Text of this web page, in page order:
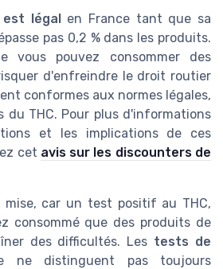
est légalen France tant que sa
pas 0,2 % dans les produits.
vous pouvez consommer des
d'enfreindre le droit routier
conformes aux normes légales,
du THC. Pour plus d'informations
et les implications de ces
cet avis sur les discounters de
mise, car un test positif au THC,
consommé que des produits de
des difficultés. Les tests de
ne distinguent pas toujours